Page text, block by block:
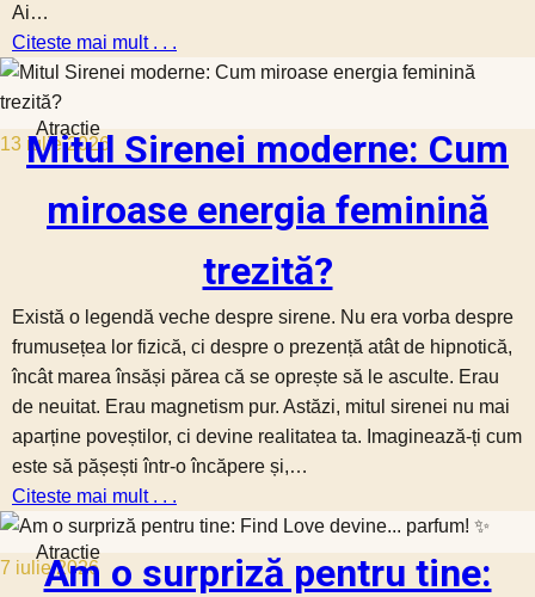
Ai…
Citeste mai mult . . .
13 iulie 2026
Atractie
Mitul Sirenei moderne: Cum
miroase energia feminină
trezită?
Există o legendă veche despre sirene. Nu era vorba despre
frumusețea lor fizică, ci despre o prezență atât de hipnotică,
încât marea însăși părea că se oprește să le asculte. Erau
de neuitat. Erau magnetism pur. Astăzi, mitul sirenei nu mai
aparține poveștilor, ci devine realitatea ta. Imaginează-ți cum
este să pășești într-o încăpere și,…
Citeste mai mult . . .
7 iulie 2026
Atractie
Am o surpriză pentru tine: